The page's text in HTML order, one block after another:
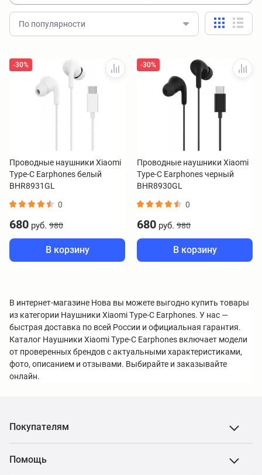
По популярности
-30%
Проводные наушники Xiaomi
Type-C Earphones белый
BHR8931GL
0
680 руб. 980
В корзину
-30%
Проводные наушники Xiaomi
Type-C Earphones черный
BHR8930GL
0
680 руб. 980
В корзину
В интернет-магазине Нова вы можете выгодно купить товары
из категории Наушники Xiaomi Type-C Earphones. У нас —
быстрая доставка по всей России и официальная гарантия.
Каталог Наушники Xiaomi Type-C Earphones включает модели
от проверенных брендов с актуальными характеристиками,
фото, описанием и отзывами. Выбирайте и заказывайте
онлайн.
Покупателям
Помощь